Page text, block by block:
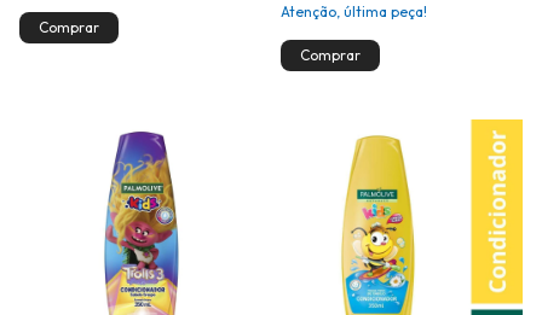
Atenção, última peça!